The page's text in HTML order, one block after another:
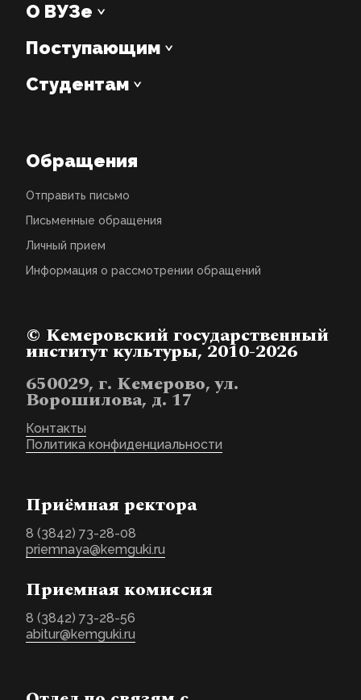
О ВУЗе
Поступающим
Студентам
Обращения
Отправить письмо
Письменные обращения
Личный прием
Информация о рассмотрении обращений
© Кемеровский государственный
институт культуры, 2010-2026
650029, г. Кемерово, ул.
Ворошилова, д. 17
Контакты
Политика конфиденциальности
Приёмная ректора
8 (3842) 73-28-08
priemnaya@kemguki.ru
Приемная комиссия
8 (3842) 73-28-56
abitur@kemguki.ru